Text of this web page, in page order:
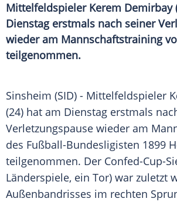
Mittelfeldspieler Kerem Demirbay
Dienstag erstmals nach seiner
wieder am Mannschaftstraining
teilgenommen.
Sinsheim (SID) - Mittelfeldspieler
(24) hat am Dienstag erstmals
Verletzungspause wieder am
des Fußball-Bundesligisten 1899
teilgenommen. Der Confed-Cup-
Länderspiele, ein Tor) war zuletzt
Außenbandrisses im rechten